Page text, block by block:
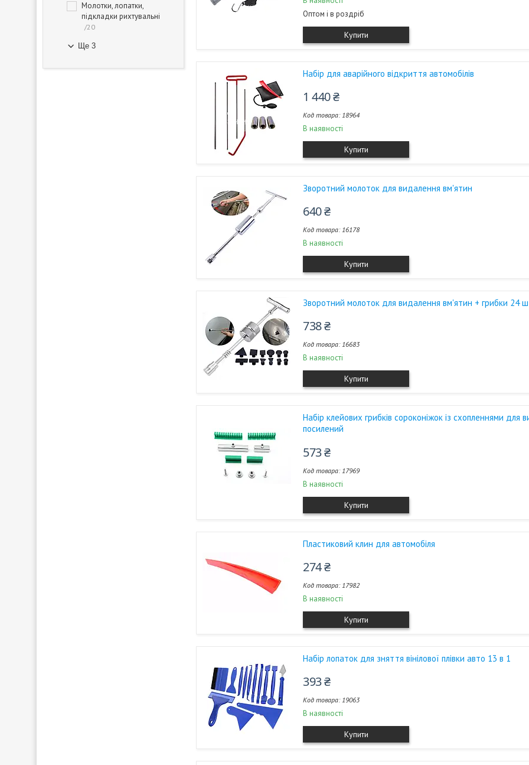
Молотки, лопатки,
підкладки рихтувальні
20
Ще 3
Оптом і в роздріб
Купити
Набір для аварійного відкриття автомобілів
1 440 ₴
18964
В наявності
Купити
Зворотний молоток для видалення вм'ятин
640 ₴
16178
В наявності
Купити
Зворотний молоток для видалення вм'ятин + грибки 24
738 ₴
16683
В наявності
Купити
Набір клейових грибків сороконіжок із схопленнями для
посилений
573 ₴
17969
В наявності
Купити
Пластиковий клин для автомобіля
274 ₴
17982
В наявності
Купити
Набір лопаток для зняття вінілової плівки авто 13 в 1
393 ₴
19063
В наявності
Купити